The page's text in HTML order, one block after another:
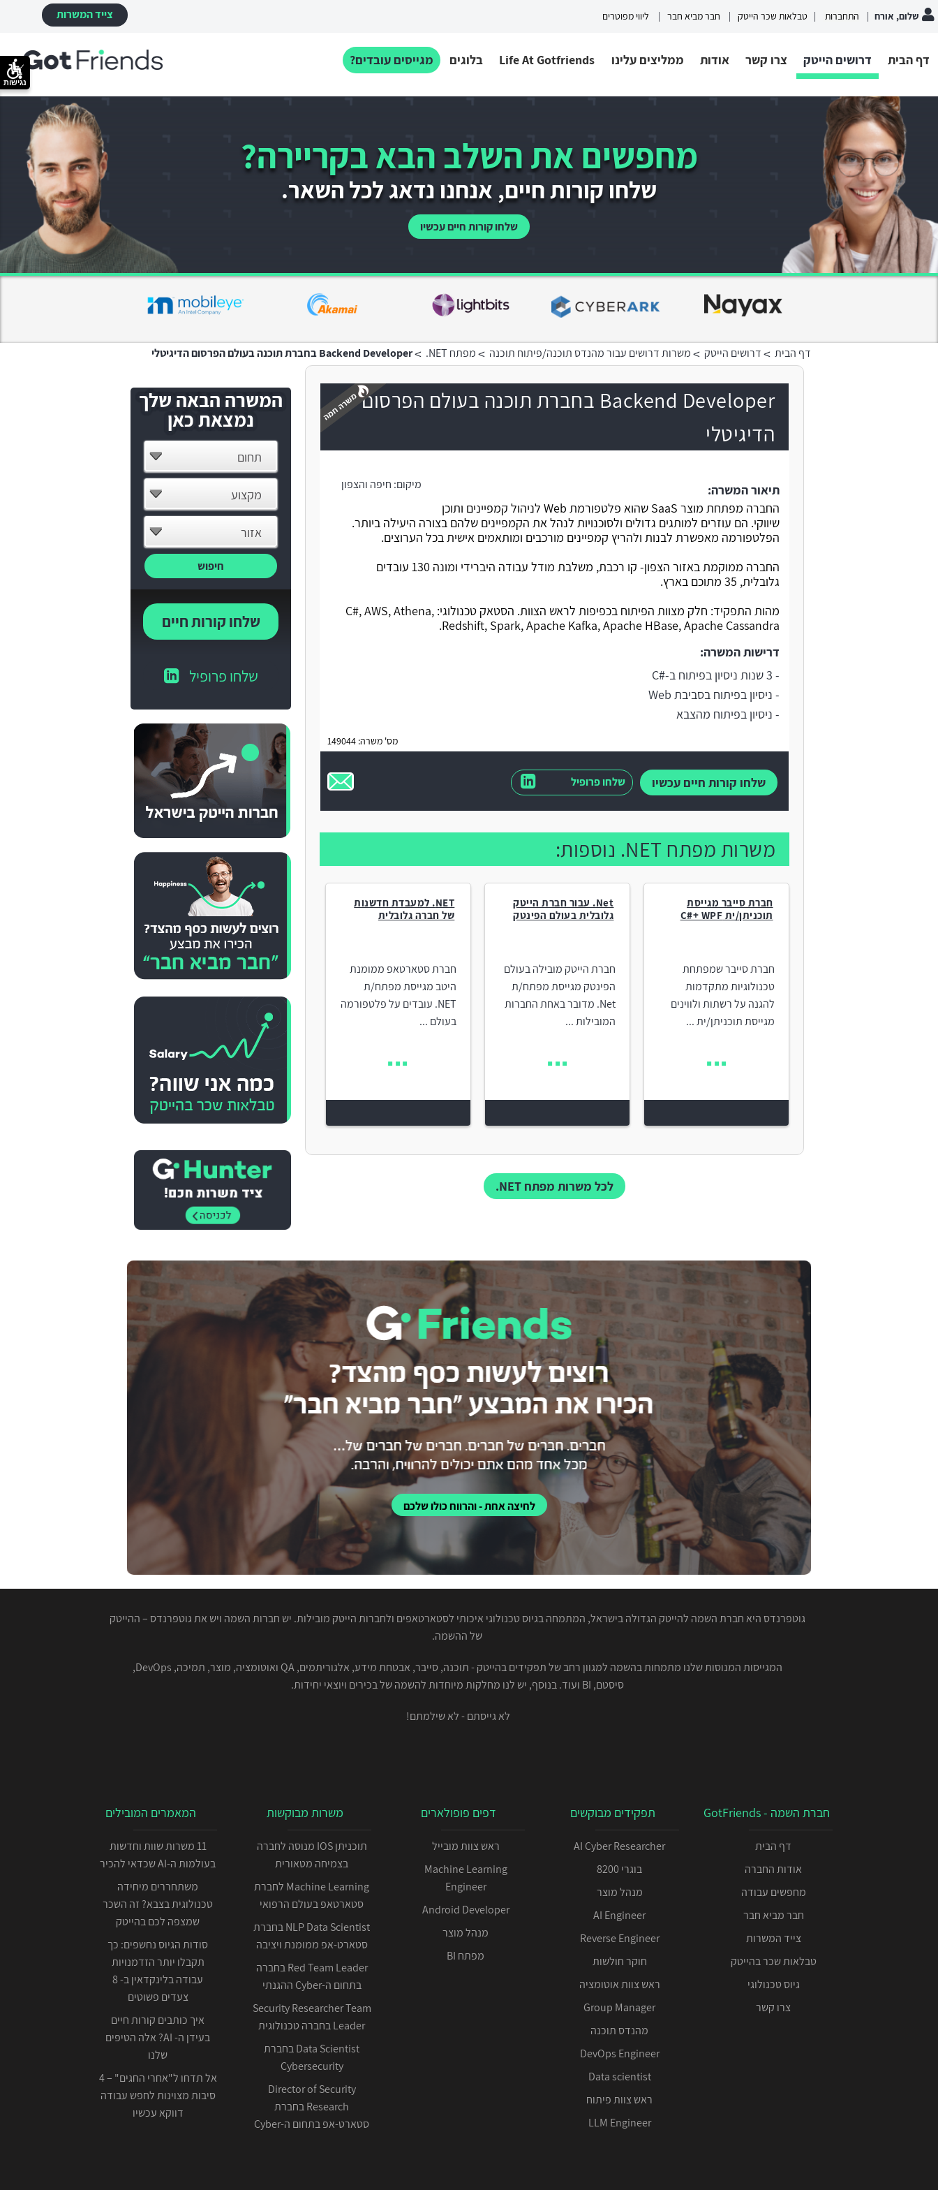
שלום, אורח התחברות טבלאות שכר הייטק חבר מביא חבר ליווי מפוטרים צייד המשרות
דף הבית דרושים הייטק צרו קשר אודות ממליצים עלינו Life At Gotfriends בלוגים מגייסים עובדים?
מחפשים את השלב הבא בקריירה?
שלחו קורות חיים, אנחנו נדאג לכל השאר.
שלחו קורות חיים עכשיו
דף הבית >דרושים הייטק >משרות דרושים עבור מהנדס תוכנה/פיתוח תוכנה >מפתח NET. >Backend Developer בחברת תוכנה בעולם הפרסום הדיגיטלי
Backend Developer בחברת תוכנה בעולם הפרסום
הדיגיטלי
מיקום: חיפה והצפון
תיאור המשרה:
החברה מפתחת מוצר SaaS שהוא פלטפורמת Web לניהול קמפיינים ותוכן
שיווקי. הם עוזרים למותגים גדולים ולסוכנויות לנהל את הקמפיינים שלהם בצורה היעילה ביותר.
הפלטפורמה מאפשרת לבנות ולהריץ קמפיינים מורכבים ומותאמים אישית בכל הערוצים.
החברה ממוקמת באזור הצפון- קו רכבת, משלבת מודל עבודה היברידי ומונה 130 עובדים
גלובלית, 35 מתוכם בארץ.
מהות התפקיד: חלק מצוות הפיתוח בכפיפות לראש הצוות. הסטאק טכנולוגי: C#, AWS, Athena,
Redshift, Spark, Apache Kafka, Apache HBase, Apache Cassandra.
דרישות המשרה:
- 3 שנות ניסיון בפיתוח ב-#C
- ניסיון בפיתוח בסביבת Web
- ניסיון בפיתוח מהצבא
מס' משרה: 149044
שלחו קורות חיים עכשיו שלחו פרופיל
משרות מפתח NET. נוספות:
חברת סייבר מגייסת
תוכניתן/ית C#+ WPF
חברת סייבר שמפתחת
טכנולוגיות מתקדמות
להגנה על רשתות ולווינים
מגייסת תוכניתן/ית ...
Net. עבור חברת הייטק
גלובלית בעולם הפינטק
חברת הייטק מובילה בעולם
הפינטק מגייסת מפתח/ת
Net. מדובר באחת החברות
המובילות ...
NET. למעבדת חדשנות
של חברה גלובלית
חברת סטארטאפ ממומנת
היטב מגייסת מפתח/ת
NET. עובדים על פלטפורמה
בעולם ...
לכל משרות מפתח NET.
המשרה הבאה שלך
נמצאת כאן
תחום
מקצוע
אזור
חיפוש
שלחו קורות חיים
שלחו פרופיל
לחיצה אחת - והרווח כולו שלכם
גוטפרנדס היא חברת השמה להייטק הגדולה בישראל, המתמחה בגיוס טכנולוגי איכותי לסטארטאפים ולחברות הייטק מובילות. יש חברות השמה ויש את גוטפרנדס – ההייטק
של ההשמה.
המגייסות המנוסות שלנו מתמחות בהשמה למגוון רחב של תפקידים בהייטק - תוכנה, סייבר, אבטחת מידע, אלגוריתמים, QA ואוטומציה, מוצר, תמיכה, DevOps,
סיסטם, BI ועוד. בנוסף, יש לנו מחלקות מיוחדות להשמה של בכירים ויוצאי יחידות.
לא גייסתם - לא שילמתם!
חברת השמה - GotFriends
דף הבית
אודות החברה
מחפשים עבודה
חבר מביא חבר
צייד המשרות
טבלאות שכר בהייטק
גיוס טכנולוגי
צרו קשר
תפקידים מבוקשים
AI Cyber Researcher
בוגרי 8200
מנהל מוצר
AI Engineer
Reverse Engineer
חוקר חולשות
ראש צוות אוטומציה
Group Manager
מהנדס תוכנה
DevOps Engineer
Data scientist
ראש צוות פיתוח
LLM Engineer
דפים פופולארים
ראש צוות מובייל
Machine Learning
Engineer
Android Developer
מנהל מוצר
מפתח BI
משרות מבוקשות
תוכניתן IOS מנוסה לחברה
בצמיחה מטאורית
Machine Learning לחברת
סטארטאפ בעולם הרפואי
NLP Data Scientist בחברת
סטארט-אפ ממומנת ויציבה
Red Team Leader בחברה
בתחום ה-Cyber ההגנתי
Security Researcher Team
Leader בחברה טכנולוגית
Data Scientist בחברת
Cybersecurity
Director of Security
Research בחברת
סטארט-אפ בתחום ה-Cyber
המאמרים המובילים
11 משרות שוות וחדשות
בעולמות ה-AI שכדאי להכיר
משתחררים מיחידה
טכנולוגית בצבא? זה השכר
שמצפה לכם בהייטק
סודות הגיוס נחשפים: כך
תקבלו יותר הזדמנויות
עבודה בלינקדאין ב- 8
צעדים פשוטים
איך כותבים קורות חיים
בעידן ה- AI? אלה הטיפים
שלנו
אל תדחו ל"אחרי החגים" – 4
סיבות מצוינות לחפש עבודה
דווקא עכשיו
נגישות